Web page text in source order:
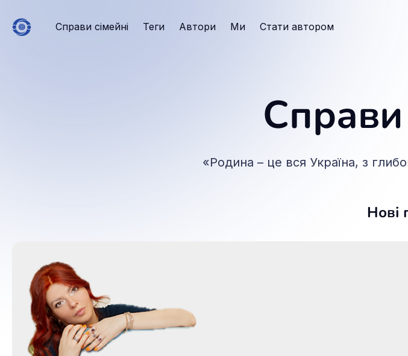
Справи сімейні Теги Автори Ми Стати автором
Справи
«Родина – це вся Україна, з
Нові